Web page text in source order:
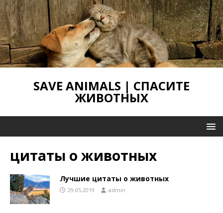
SAVE ANIMALS | СПАСИТЕ
ЖИВОТНЫХ
цитаты о животных
Лучшие цитаты о животных
29.05.2019 admin